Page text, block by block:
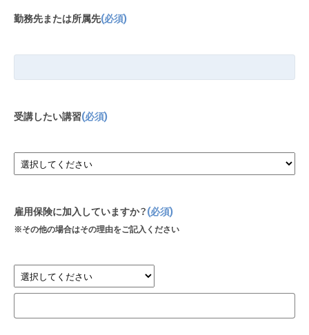
勤務先または所属先(必須)
受講したい講習(必須)
雇用保険に加入していますか？(必須)
※その他の場合はその理由をご記入ください